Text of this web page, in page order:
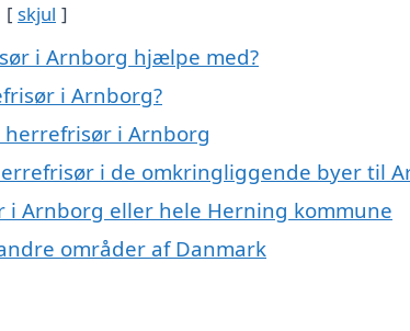
skjul
i Arnborg hjælpe med?
i Arnborg?
i Arnborg
i de omkringliggende byer til
i Arnborg eller hele Herning kommune
områder af Danmark